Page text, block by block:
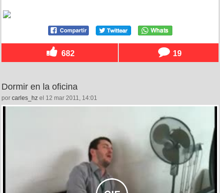
682 19
Dormir en la oficina
por carles_hz el 12 mar 2011, 14:01